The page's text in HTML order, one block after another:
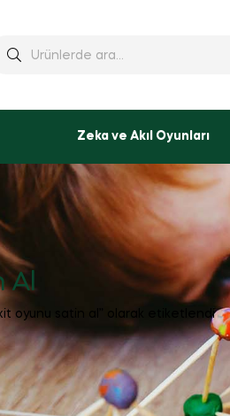
Zeka ve Akıl Oyunları
Al
oyunu satin al” olarak etiketlendi